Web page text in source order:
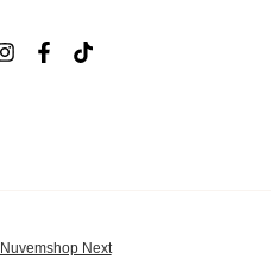
Nuvemshop Next